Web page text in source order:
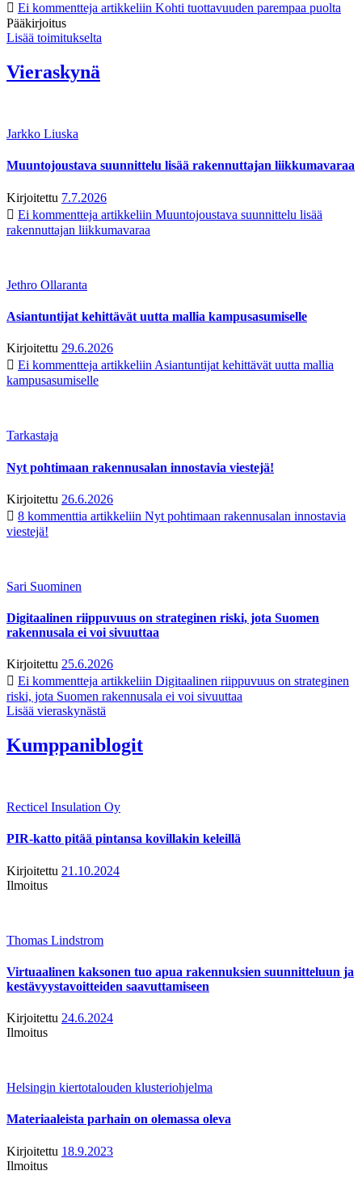
Ei kommentteja artikkeliin Kohti tuottavuuden parempaa puolta
Pääkirjoitus
Lisää toimitukselta
Vieraskynä
Jarkko Liuska
Muuntojoustava suunnittelu lisää rakennuttajan liikkumavaraa
Kirjoitettu 7.7.2026
Ei kommentteja artikkeliin Muuntojoustava suunnittelu lisää
rakennuttajan liikkumavaraa
Jethro Ollaranta
Asiantuntijat kehittävät uutta mallia kampusasumiselle
Kirjoitettu 29.6.2026
Ei kommentteja artikkeliin Asiantuntijat kehittävät uutta mallia
kampusasumiselle
Tarkastaja
Nyt pohtimaan rakennusalan innostavia viestejä!
Kirjoitettu 26.6.2026
8 kommenttia artikkeliin Nyt pohtimaan rakennusalan innostavia
viestejä!
Sari Suominen
Digitaalinen riippuvuus on strateginen riski, jota Suomen
rakennusala ei voi sivuuttaa
Kirjoitettu 25.6.2026
Ei kommentteja artikkeliin Digitaalinen riippuvuus on strateginen
riski, jota Suomen rakennusala ei voi sivuuttaa
Lisää vieraskynästä
Kumppaniblogit
Recticel Insulation Oy
PIR-katto pitää pintansa kovillakin keleillä
Kirjoitettu 21.10.2024
Ilmoitus
Thomas Lindstrom
Virtuaalinen kaksonen tuo apua rakennuksien suunnitteluun ja
kestävyystavoitteiden saavuttamiseen
Kirjoitettu 24.6.2024
Ilmoitus
Helsingin kiertotalouden klusteriohjelma
Materiaaleista parhain on olemassa oleva
Kirjoitettu 18.9.2023
Ilmoitus